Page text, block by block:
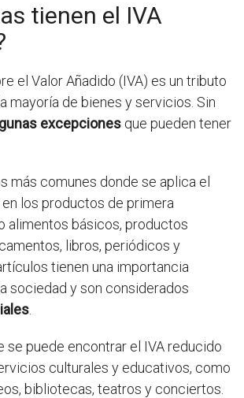
tienen el IVA
el Valor Añadido (IVA) es un tributo
mayoría de bienes y servicios. Sin
excepciones que pueden tener
más comunes donde se aplica el
los productos de primera
alimentos básicos, productos
libros, periódicos y
tienen una importancia
sociedad y son considerados
se puede encontrar el IVA reducido
culturales y educativos, como
bibliotecas, teatros y conciertos.